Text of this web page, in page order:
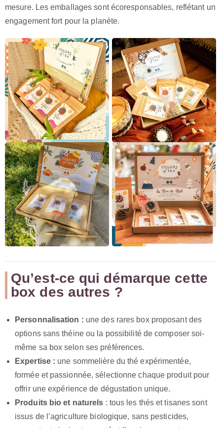
mesure. Les emballages sont écoresponsables, reflétant un
engagement fort pour la planète.
Qu’est-ce qui démarque cette
box des autres ?
Personnalisation : une des rares box proposant des
options sans théine ou la possibilité de composer soi-
même sa box selon ses préférences.
Expertise : une sommelière du thé expérimentée,
formée et passionnée, sélectionne chaque produit pour
offrir une expérience de dégustation unique.
Produits bio et naturels : tous les thés et tisanes sont
issus de l’agriculture biologique, sans pesticides,